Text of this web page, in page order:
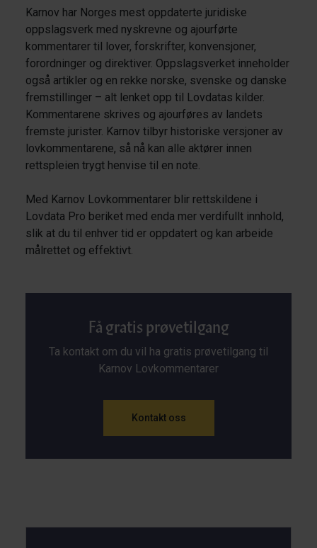
Karnov har Norges mest oppdaterte juridiske
oppslagsverk med nyskrevne og ajourførte
kommentarer til lover, forskrifter, konvensjoner,
forordninger og direktiver. Oppslagsverket inneholder
også artikler og en rekke norske, svenske og danske
fremstillinger – alt lenket opp til Lovdatas kilder.
Kommentarene skrives og ajourføres av landets
fremste jurister. Karnov tilbyr historiske versjoner av
lovkommentarene, så nå kan alle aktører innen
rettspleien trygt henvise til en note.
Med Karnov Lovkommentarer blir rettskildene i
Lovdata Pro beriket med enda mer verdifullt innhold,
slik at du til enhver tid er oppdatert og kan arbeide
målrettet og effektivt.
Få gratis prøvetilgang
Ta kontakt om du vil ha gratis prøvetilgang til
Karnov Lovkommentarer
Kontakt oss